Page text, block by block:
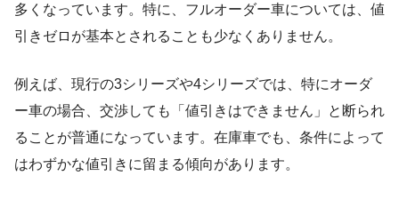
多くなっています。特に、フルオーダー車については、値
引きゼロが基本とされることも少なくありません。
例えば、現行の3シリーズや4シリーズでは、特にオーダ
ー車の場合、交渉しても「値引きはできません」と断られ
ることが普通になっています。在庫車でも、条件によって
はわずかな値引きに留まる傾向があります。